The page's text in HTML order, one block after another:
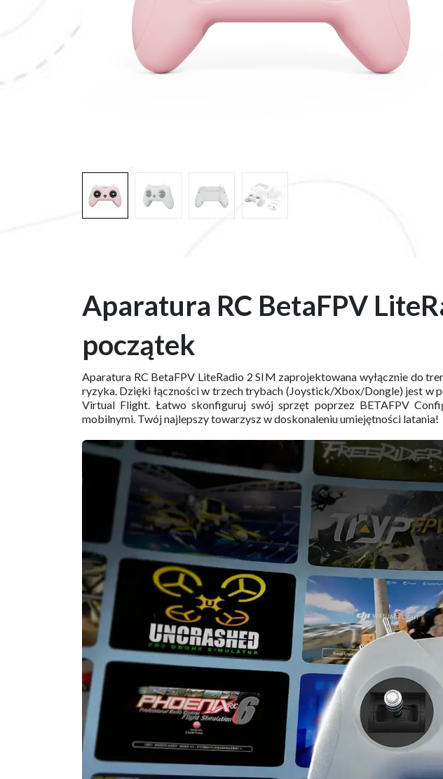
Aparatura RC BetaFPV
początek
Aparatura RC BetaFPV LiteRadio 2 SIM zaprojektowana wyłącznie do
ryzyka. Dzięki łączności w trzech trybach (Joystick/Xbox/Dongle) jest w
Virtual Flight. Łatwo skonfiguruj swój sprzęt poprzez BETAFPV
mobilnymi. Twój najlepszy towarzysz w doskonaleniu umiejętności latania!